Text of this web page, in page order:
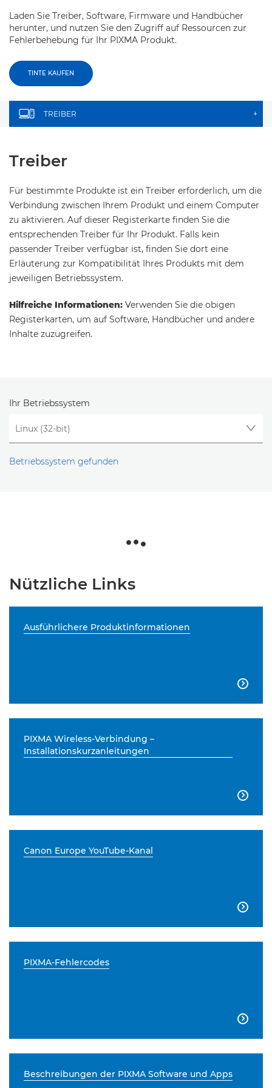
Laden Sie Treiber, Software, Firmware und Handbücher
herunter, und nutzen Sie den Zugriff auf Ressourcen zur
Fehlerbehebung für Ihr PIXMA Produkt.
TINTE KAUFEN
TREIBER +
Treiber
Für bestimmte Produkte ist ein Treiber erforderlich, um die
Verbindung zwischen Ihrem Produkt und einem Computer
zu aktivieren. Auf dieser Registerkarte finden Sie die
entsprechenden Treiber für Ihr Produkt. Falls kein
passender Treiber verfügbar ist, finden Sie dort eine
Erläuterung zur Kompatibilität Ihres Produkts mit dem
jeweiligen Betriebssystem.
Hilfreiche Informationen: Verwenden Sie die obigen
Registerkarten, um auf Software, Handbücher und andere
Inhalte zuzugreifen.
Ihr Betriebssystem
Betriebssystem gefunden
Nützliche Links
Ausführlichere Produktinformationen

PIXMA Wireless-Verbindung –
Installationskurzanleitungen

Canon Europe YouTube-Kanal

PIXMA-Fehlercodes

Beschreibungen der PIXMA Software und Apps